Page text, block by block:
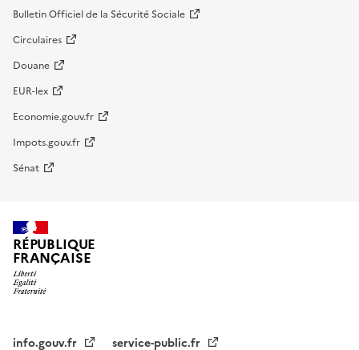
Bulletin Officiel de la Sécurité Sociale
Circulaires
Douane
EUR-lex
Economie.gouv.fr
Impots.gouv.fr
Sénat
RÉPUBLIQUE
FRANÇAISE
info.gouv.fr service-public.fr